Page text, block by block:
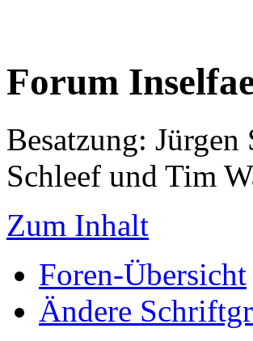
Forum
Besatzung:
Schleef und Tim
Zum Inhalt
Foren-Übersicht
Ändere